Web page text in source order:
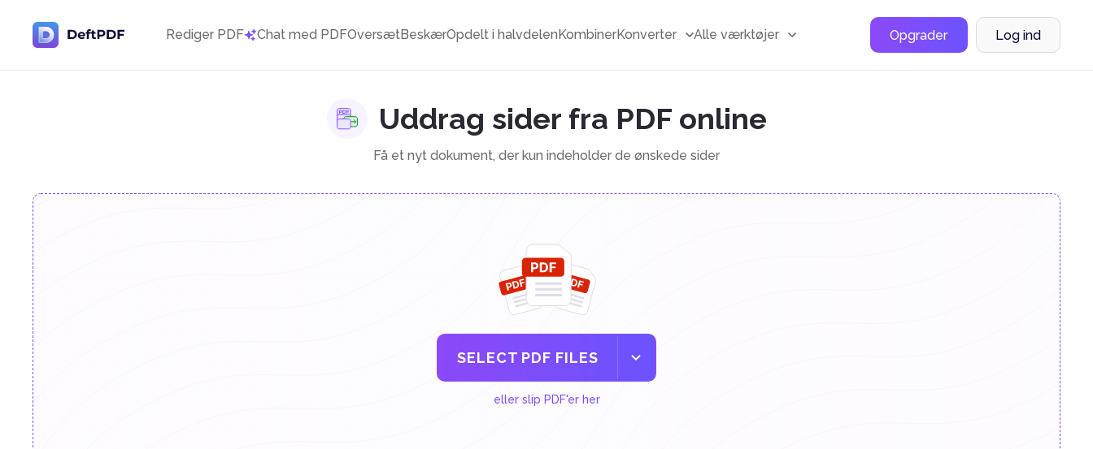
Rediger PDF Chat med PDFOversætBeskærOpdelt i halvdelenKombinerKonverter Alle værktøjer Opgrader Log ind
Uddrag sider fra PDF online
Få et nyt dokument, der kun indeholder de ønskede sider
SELECT PDF FILES
eller slip PDF'er her